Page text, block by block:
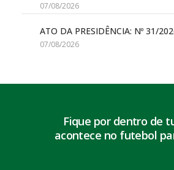
07/08/2026
ATO DA PRESIDÊNCIA: Nº 31/
07/08/2026
Fique por dentro de
acontece no futebol